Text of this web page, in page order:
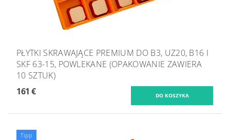
PŁYTKI SKRAWAJĄCE PREMIUM DO B3, UZ20, B16 I
SKF 63-15, POWLEKANE (OPAKOWANIE ZAWIERA
10 SZTUK)
161 €
Tipp